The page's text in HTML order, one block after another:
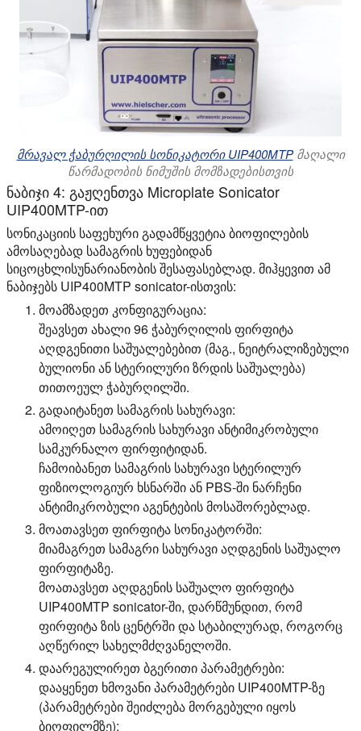
მრავალ ჭაბურღილის სონიკატორი UIP400MTPმაღალი
წარმადობის ნიმუშის მომზადებისთვის
ნაბიჯი 4: გაჟღენთვა Microplate Sonicator
UIP400MTP-ით
სონიკაციის საფეხური გადამწყვეტია ბიოფილების
ამოსაღებად სამაგრის ხუფებიდან
სიცოცხლისუნარიანობის შესაფასებლად. მიჰყევით ამ
ნაბიჯებს UIP400MTP sonicator-ისთვის:
მოამზადეთ კონფიგურაცია:
შეავსეთ ახალი 96 ჭაბურღილის ფირფიტა
აღდგენითი საშუალებებით (მაგ., ნეიტრალიზებული
ბულიონი ან სტერილური ზრდის საშუალება)
თითოეულ ჭაბურღილში.
გადაიტანეთ სამაგრის სახურავი:
ამოიღეთ სამაგრის სახურავი ანტიმიკრობული
სამკურნალო ფირფიტიდან.
ჩამოიბანეთ სამაგრის სახურავი სტერილურ
ფიზიოლოგიურ ხსნარში ან PBS-ში ნარჩენი
ანტიმიკრობული აგენტების მოსაშორებლად.
მოათავსეთ ფირფიტა სონიკატორში:
მიამაგრეთ სამაგრი სახურავი აღდგენის საშუალო
ფირფიტაზე.
მოათავსეთ აღდგენის საშუალო ფირფიტა
UIP400MTP sonicator-ში, დარწმუნდით, რომ
ფირფიტა ზის ცენტრში და სტაბილურად, როგორც
აღწერილ სახელმძღვანელოში.
დაარეგულირეთ ბგერითი პარამეტრები:
დააყენეთ ხმოვანი პარამეტრები UIP400MTP-ზე
(პარამეტრები შეიძლება მორგებული იყოს
ბიოფილმზე):